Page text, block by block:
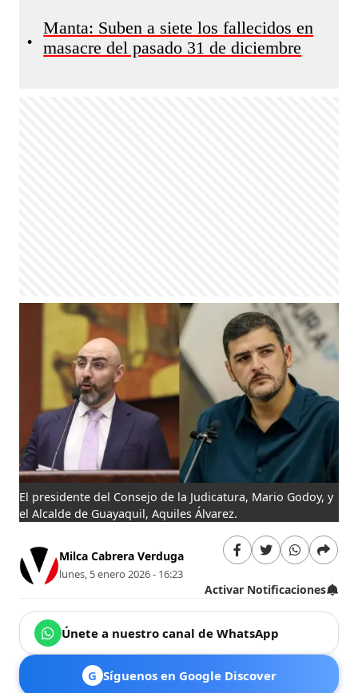
•
Manta: Suben a siete los fallecidos en
masacre del pasado 31 de diciembre
El presidente del Consejo de la Judicatura, Mario Godoy, y
el Alcalde de Guayaquil, Aquiles Álvarez.
Milca Cabrera Verduga
lunes, 5 enero 2026 - 16:23
Activar Notificaciones
Únete a nuestro canal de WhatsApp
G Síguenos en Google Discover